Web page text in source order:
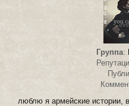
Группа:
люблю я армейские истории,